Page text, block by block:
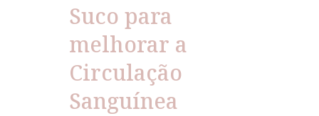
Suco para
melhorar a
Circulação
Sanguínea